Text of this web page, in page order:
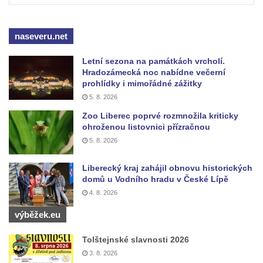
Jeskyně Pusté kostely u Svitavy
Vyhlídka ve Svojkovských skalách
Vyhlídka pod Tisovým vrchem u Svojkova
Jeskyně Poustevna u Svojkova
Skalní okna Kolonáda u Svojkova
Slavíček
Jeskyně Staré časy u Svojkova
Hlídková jeskyně u Svojkova
Klíč
Kamenná slunce u obce Staré
Sluj českých bratří a Symbolický hrob
českých bratří
Besedická vyhlídka (na Vysoké skále)
Kinského vyhlídka (Besedické skály)
naseveru.net
Letní sezona na památkách vrcholí.
Hradozámecká noc nabídne večerní
prohlídky i mimořádné zážitky
5. 8. 2026
Zoo Liberec poprvé rozmnožila kriticky
ohroženou listovnici přízračnou
5. 8. 2026
Liberecký kraj zahájil obnovu historických
domů u Vodního hradu v České Lípě
4. 8. 2026
výběžek.eu
Tolštejnské slavnosti 2026
3. 8. 2026